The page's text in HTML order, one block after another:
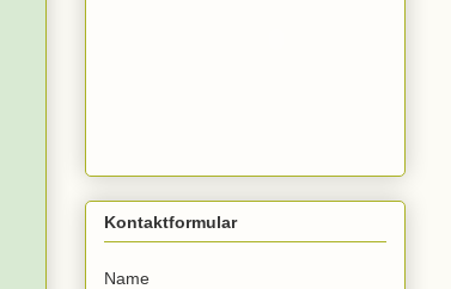
Kontaktformular
Name